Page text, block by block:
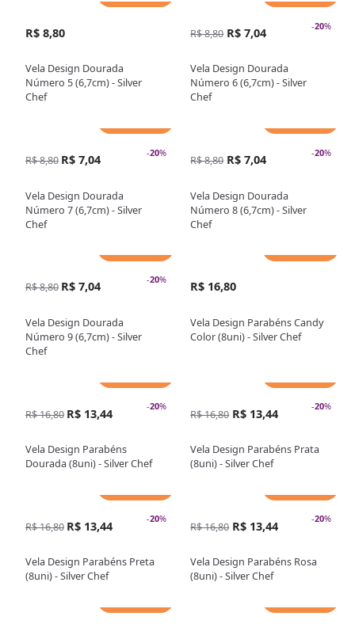
R$ 8,80
Vela Design Dourada
Número 5 (6,7cm) - Silver
Chef
-20%
R$ 8,80 R$ 7,04
Vela Design Dourada
Número 6 (6,7cm) - Silver
Chef
-20%
R$ 8,80 R$ 7,04
Vela Design Dourada
Número 7 (6,7cm) - Silver
Chef
-20%
R$ 8,80 R$ 7,04
Vela Design Dourada
Número 8 (6,7cm) - Silver
Chef
-20%
R$ 8,80 R$ 7,04
Vela Design Dourada
Número 9 (6,7cm) - Silver
Chef
R$ 16,80
Vela Design Parabéns Candy
Color (8uni) - Silver Chef
-20%
R$ 16,80 R$ 13,44
Vela Design Parabéns
Dourada (8uni) - Silver Chef
-20%
R$ 16,80 R$ 13,44
Vela Design Parabéns Prata
(8uni) - Silver Chef
-20%
R$ 16,80 R$ 13,44
Vela Design Parabéns Preta
(8uni) - Silver Chef
-20%
R$ 16,80 R$ 13,44
Vela Design Parabéns Rosa
(8uni) - Silver Chef